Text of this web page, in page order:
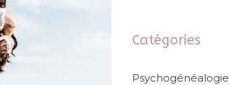
Catégories
Psychogénéalogie